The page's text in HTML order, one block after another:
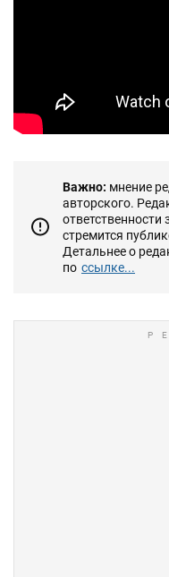
Важно: мнение
авторского.
ответственности
стремится
Детальнее о
по ссылке...